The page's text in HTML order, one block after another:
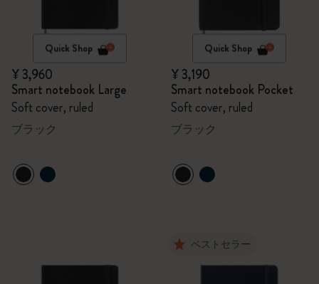
Quick Shop
¥ 3,960
Smart notebook Large
Soft cover, ruled
ブラック
Quick Shop
¥ 3,190
Smart notebook Pocket
Soft cover, ruled
ブラック
ベストセラー